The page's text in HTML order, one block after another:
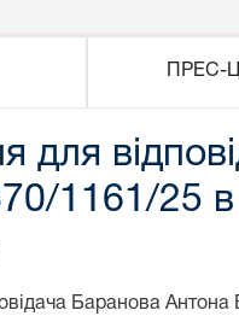
ПРЕС-
для
1161/25 в
Баранова Антона